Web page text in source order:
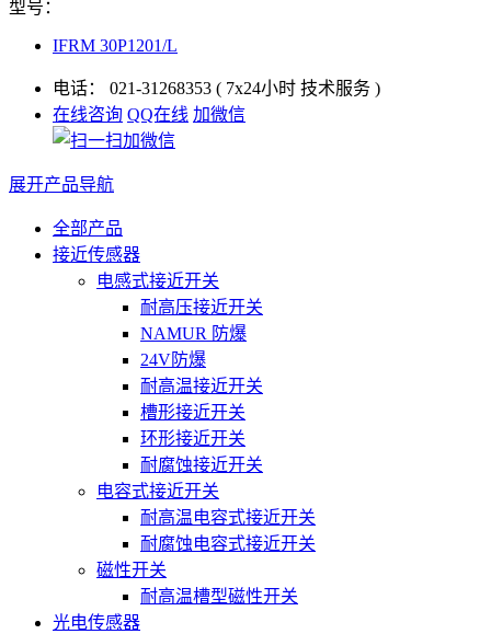
型号：
IFRM 30P1201/L
电话： 021-31268353 ( 7x24小时 技术服务 )
在线咨询 QQ在线 加微信
展开产品导航
全部产品
接近传感器
电感式接近开关
耐高压接近开关
NAMUR 防爆
24V防爆
耐高温接近开关
槽形接近开关
环形接近开关
耐腐蚀接近开关
电容式接近开关
耐高温电容式接近开关
耐腐蚀电容式接近开关
磁性开关
耐高温槽型磁性开关
光电传感器